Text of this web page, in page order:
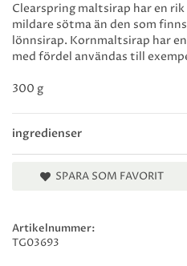
ingredienser
Clearspring maltsirap har en
mildare sötma än den som
lönnsirap. Kornmaltsirap har
med fördel användas till
300 g
SPARA SOM FAVORIT
Artikelnummer:
TG03693